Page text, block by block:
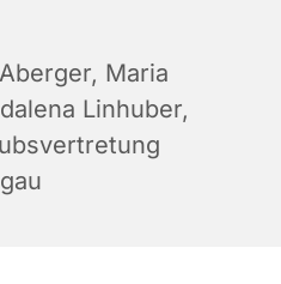
, Maria
Linhuber,